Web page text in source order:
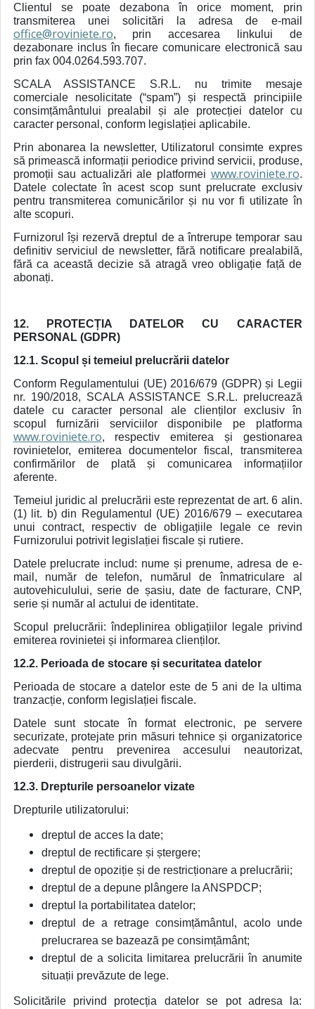
Clientul se poate dezabona în orice moment, prin
transmiterea unei solicitări la adresa de e-mail
office@roviniete.ro, prin accesarea linkului de
dezabonare inclus în fiecare comunicare electronică sau
prin fax 004.0264.593.707.
SCALA ASSISTANCE S.R.L. nu trimite mesaje
comerciale nesolicitate (“spam”) și respectă principiile
consimțământului prealabil și ale protecției datelor cu
caracter personal, conform legislației aplicabile.
Prin abonarea la newsletter, Utilizatorul consimte expres
să primească informații periodice privind servicii, produse,
promoții sau actualizări ale platformei www.roviniete.ro.
Datele colectate în acest scop sunt prelucrate exclusiv
pentru transmiterea comunicărilor și nu vor fi utilizate în
alte scopuri.
Furnizorul își rezervă dreptul de a întrerupe temporar sau
definitiv serviciul de newsletter, fără notificare prealabilă,
fără ca această decizie să atragă vreo obligație față de
abonați.
12. PROTECȚIA DATELOR CU CARACTER
PERSONAL (GDPR)
12.1. Scopul și temeiul prelucrării datelor
Conform Regulamentului (UE) 2016/679 (GDPR) și Legii
nr. 190/2018, SCALA ASSISTANCE S.R.L. prelucrează
datele cu caracter personal ale clienților exclusiv în
scopul furnizării serviciilor disponibile pe platforma
www.roviniete.ro, respectiv emiterea și gestionarea
rovinietelor, emiterea documentelor fiscal, transmiterea
confirmărilor de plată și comunicarea informațiilor
aferente.
Temeiul juridic al prelucrării este reprezentat de art. 6 alin.
(1) lit. b) din Regulamentul (UE) 2016/679 – executarea
unui contract, respectiv de obligațiile legale ce revin
Furnizorului potrivit legislației fiscale și rutiere.
Datele prelucrate includ: nume și prenume, adresa de e-
mail, număr de telefon, numărul de înmatriculare al
autovehiculului, serie de șasiu, date de facturare, CNP,
serie și număr al actului de identitate.
Scopul prelucrării: îndeplinirea obligațiilor legale privind
emiterea rovinietei și informarea clienților.
12.2. Perioada de stocare și securitatea datelor
Perioada de stocare a datelor este de 5 ani de la ultima
tranzacție, conform legislației fiscale.
Datele sunt stocate în format electronic, pe servere
securizate, protejate prin măsuri tehnice și organizatorice
adecvate pentru prevenirea accesului neautorizat,
pierderii, distrugerii sau divulgării.
12.3. Drepturile persoanelor vizate
Drepturile utilizatorului:
dreptul de acces la date;
dreptul de rectificare și ștergere;
dreptul de opoziție și de restricționare a prelucrării;
dreptul de a depune plângere la ANSPDCP;
dreptul la portabilitatea datelor;
dreptul de a retrage consimțământul, acolo unde
prelucrarea se bazează pe consimțământ;
dreptul de a solicita limitarea prelucrării în anumite
situații prevăzute de lege.
Solicitările privind protecția datelor se pot adresa la: